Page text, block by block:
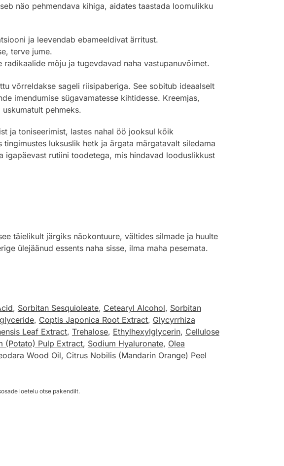
näo pehmendava kihiga, aidates taastada loomulikku
ja leevendab ebameeldivat ärritust.
terve jume.
mõju ja tugevdavad naha vastupanuvõimet.
võrreldakse sageli riisipaberiga. See sobitub ideaalselt
imendumise sügavamatesse kihtidesse. Kreemjas,
pehmeks.
ja toniseerimist, lastes nahal öö jooksul kõik
luksuslik hetk ja ärgata märgatavalt siledama
igapäevast rutiini toodetega, mis hindavad looduslikkust
täielikult järgiks näokontuure, vältides silmade ja huulte
ülejäänud essents naha sisse, ilma maha pesemata.
, Sorbitan Sesquioleate, Cetearyl Alcohol, Sorbitan
, Coptis Japonica Root Extract, Glycyrrhiza
Leaf Extract, Trehalose, Ethylhexylglycerin, Cellulose
(Potato) Pulp Extract, Sodium Hyaluronate, Olea
Wood Oil, Citrus Nobilis (Mandarin Orange) Peel
loetelu otse pakendilt.